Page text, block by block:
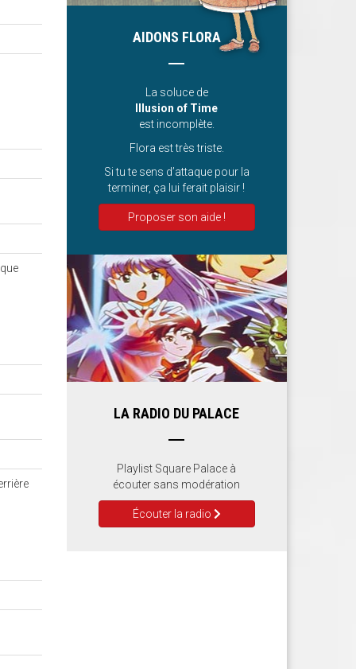
AIDONS FLORA
La soluce de
Illusion of Time
est incomplète.
Flora est très triste.
Si tu te sens d’attaque pour la
terminer, ça lui ferait plaisir !
Proposer son aide !
LA RADIO DU PALACE
Playlist Square Palace à
écouter sans modération
Écouter la radio